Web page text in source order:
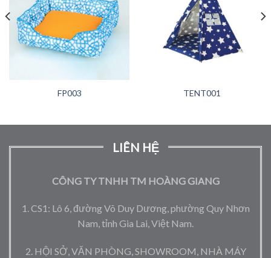
FP003 TENT001
LIÊN HỆ
CÔNG TY TNHH TM HOÀNG GIANG
1. CS1: Lô 6, đường Võ Duy Dương, phường Quy Nhơn
Nam, tỉnh Gia Lai, Việt Nam.
2. HỘI SỞ, VĂN PHÒNG, SHOWROOM, NHÀ MÁY